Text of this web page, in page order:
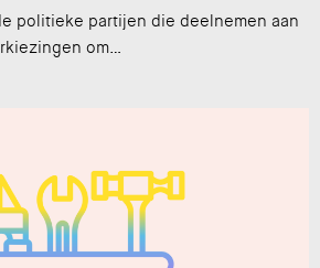
politieke partijen die deelnemen aan
om…